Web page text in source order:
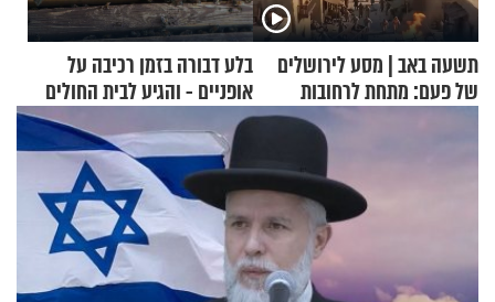
תשעה באב | מסע לירושלים
של פעם: מתחת לרחובות
ירושלים
בלע דבורה בזמן רכיבה על
אופניים - והגיע לבית החולים
במצב מסכן חיים